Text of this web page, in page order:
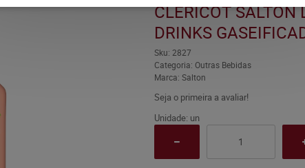
CLERICOT SALTON
DRINKS
Sku: 2827
Categoria: Outras Bebidas
Marca: Salton
Seja o primeira a avaliar!
Unidade: un